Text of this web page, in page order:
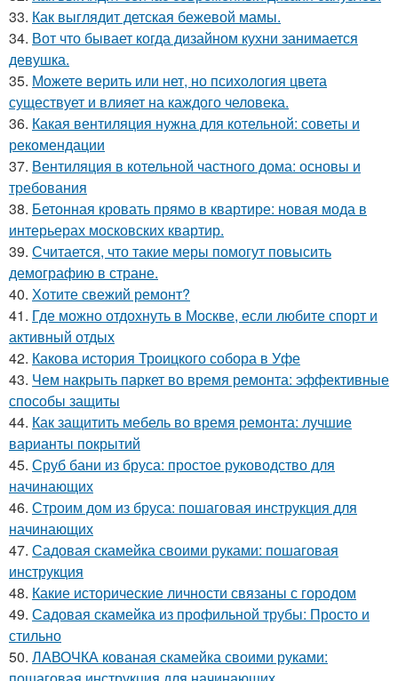
33. Как выглядит детская бежевой мамы.
34. Вот что бывает когда дизайном кухни занимается
девушка.
35. Можете верить или нет, но психология цвета
существует и влияет на каждого человека.
36. Какая вентиляция нужна для котельной: советы и
рекомендации
37. Вентиляция в котельной частного дома: основы и
требования
38. Бетонная кровать прямо в квартире: новая мода в
интерьерах московских квартир.
39. Считается, что такие меры помогут повысить
демографию в стране.
40. Хотите свежий ремонт?
41. Где можно отдохнуть в Москве, если любите спорт и
активный отдых
42. Какова история Троицкого собора в Уфе
43. Чем накрыть паркет во время ремонта: эффективные
способы защиты
44. Как защитить мебель во время ремонта: лучшие
варианты покрытий
45. Сруб бани из бруса: простое руководство для
начинающих
46. Строим дом из бруса: пошаговая инструкция для
начинающих
47. Садовая скамейка своими руками: пошаговая
инструкция
48. Какие исторические личности связаны с городом
49. Садовая скамейка из профильной трубы: Просто и
стильно
50. ЛАВОЧКА кованая скамейка своими руками: